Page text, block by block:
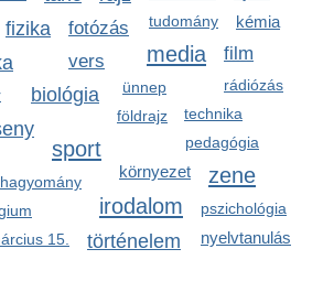
tudomány
kémia
fizika fotózás
media film
vers
rádiózás
ünnep
biológia
technika
földrajz
pedagógia
sport
környezet zene
hagyomány
irodalom pszichológia
nyelvtanulás
15. történelem